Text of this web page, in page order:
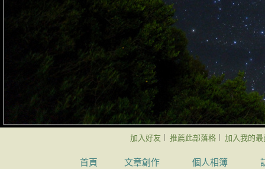
首頁 文章創作 個人相簿
加入好友 推薦此部落格 加入我的最